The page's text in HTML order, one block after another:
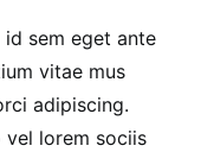
sem eget ante
vitae mus
adipiscing.
vel lorem sociis